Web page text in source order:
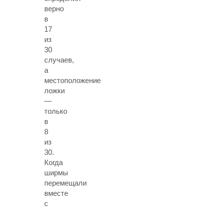
верно
в
17
из
30
случаев,
а
местоположение
ложки
—
только
в
8
из
30.
Когда
ширмы
перемещали
вместе
с